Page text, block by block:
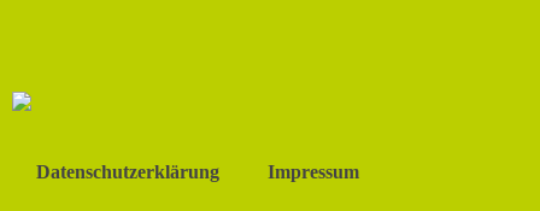
Datenschutzerklärung Impressum